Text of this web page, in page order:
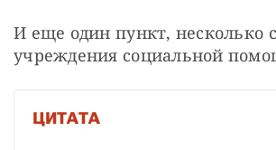
И еще один пункт, несколько
учреждения социальной
ЦИТАТА